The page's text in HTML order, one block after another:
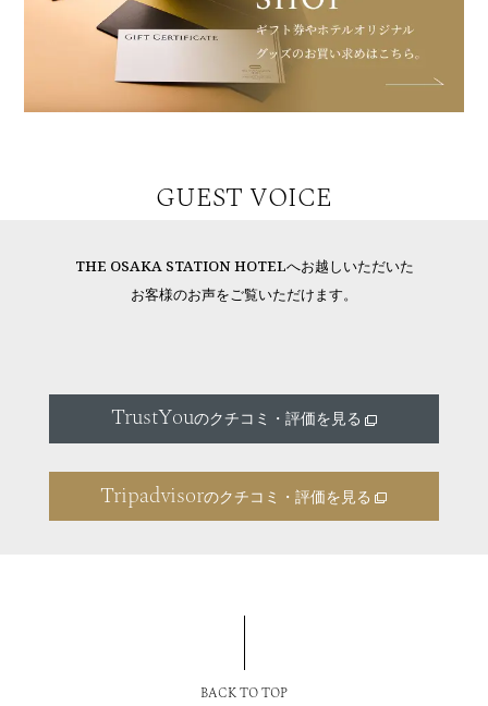
GUEST VOICE
THE OSAKA STATION HOTELへお越しいただいた
お客様のお声をご覧いただけます。
TrustYouのクチコミ・評価を見る
Tripadvisorのクチコミ・評価を見る
BACK TO TOP